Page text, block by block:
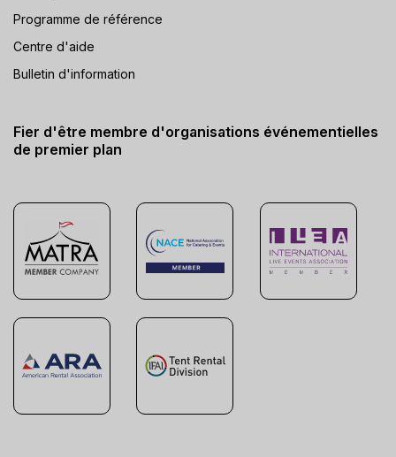
Programme de référence
Centre d'aide
Bulletin d'information
Fier d'être membre d'organisations événementielles
de premier plan